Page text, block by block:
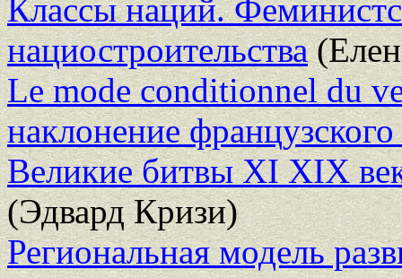
Классы наций.
нациостроительства
Le mode conditionnel du
наклонение французского
Великие битвы XI XIX
(Эдвард Кризи)
Региональная модель